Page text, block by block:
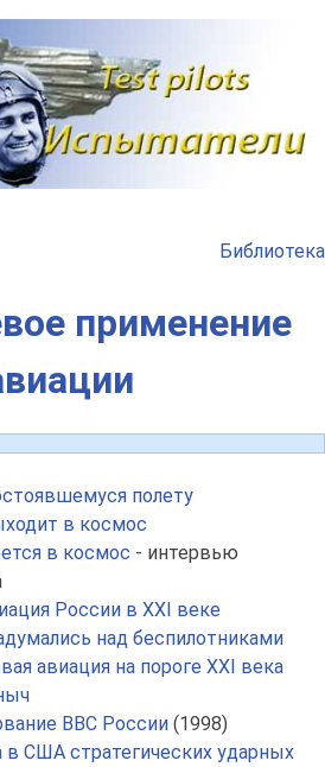
Библиотека
применение
полету
в космос
в космос - интервью
России в XXI веке
над беспилотниками
авиация на пороге XXI века
ВВС России (1998)
в США стратегических ударных